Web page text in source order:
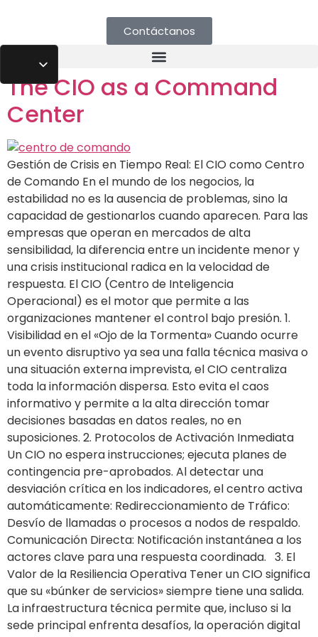
Contáctanos
The CIO as a Command
Center
Gestión de Crisis en Tiempo Real: El CIO como Centro
de Comando En el mundo de los negocios, la
estabilidad no es la ausencia de problemas, sino la
capacidad de gestionarlos cuando aparecen. Para las
empresas que operan en mercados de alta
sensibilidad, la diferencia entre un incidente menor y
una crisis institucional radica en la velocidad de
respuesta. El CIO (Centro de Inteligencia
Operacional) es el motor que permite a las
organizaciones mantener el control bajo presión. 1.
Visibilidad en el «Ojo de la Tormenta» Cuando ocurre
un evento disruptivo ya sea una falla técnica masiva o
una situación externa imprevista, el CIO centraliza
toda la información dispersa. Esto evita el caos
informativo y permite a la alta dirección tomar
decisiones basadas en datos reales, no en
suposiciones. 2. Protocolos de Activación Inmediata
Un CIO no espera instrucciones; ejecuta planes de
contingencia pre-aprobados. Al detectar una
desviación crítica en los indicadores, el centro activa
automáticamente: Redireccionamiento de Tráfico:
Desvío de llamadas o procesos a nodos de respaldo.
Comunicación Directa: Notificación instantánea a los
actores clave para una respuesta coordinada. 3. El
Valor de la Resiliencia Operativa Tener un CIO significa
que su «búnker de servicios» siempre tiene una salida.
La infraestructura técnica permite que, incluso si la
sede principal enfrenta desafíos, la operación digital